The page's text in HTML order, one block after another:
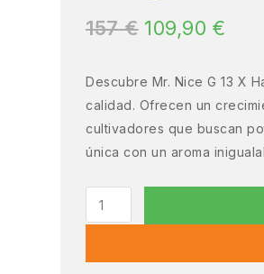
157€ 109,90 €
Descubre Mr. Nice G 13 X
calidad. Ofrecen un
cultivadores que buscan
única con un aroma